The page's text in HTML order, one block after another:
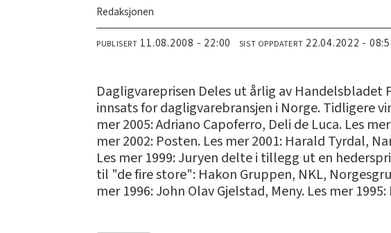
Redaksjonen
PUBLISERT 11.08.2008 - 22:00 SIST OPPDATERT 22.04.2022 -
Dagligvareprisen Deles ut årlig av
innsats for dagligvarebransjen i Norge. Tidligere
mer 2005: Adriano Capoferro, Deli de Luca. Les
mer 2002: Posten. Les mer 2001: Harald Tyrdal,
Les mer 1999: Juryen delte i tillegg ut en
til "de fire store": Hakon Gruppen, NKL,
mer 1996: John Olav Gjelstad, Meny. Les mer